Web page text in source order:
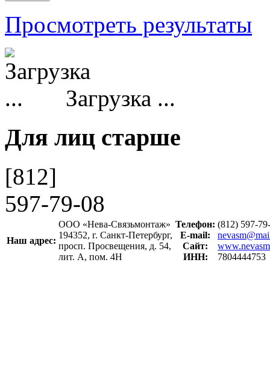
Просмотреть результаты
Загрузка ...
Для лиц старше
[812]
597-79-08
Наш адрес:
ООО «Нева-Связьмонтаж»
194352, г. Санкт-Петербург,
просп. Просвещения, д. 54,
лит. А, пом. 4Н
Телефон:
E-mail:
Сайт:
ИНН:
(812) 597-
7804444753